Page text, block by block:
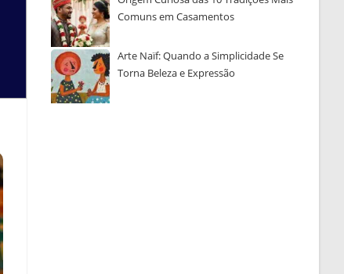
Comuns em Casamentos
Arte Naïf: Quando a Simplicidade Se
Torna Beleza e Expressão